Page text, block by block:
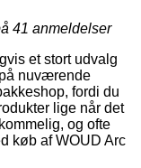
41 anmeldelser
et stort udvalg
nuværende
fordi du
lige når det
og ofte
køb af WOUD Arc